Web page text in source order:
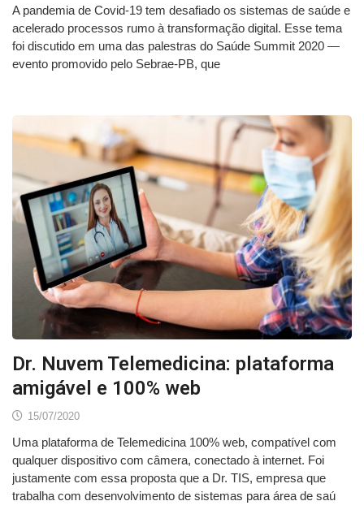
A pandemia de Covid-19 tem desafiado os sistemas de saúde e
acelerado processos rumo à transformação digital. Esse tema
foi discutido em uma das palestras do Saúde Summit 2020 —
evento promovido pelo Sebrae-PB, que
Dr. Nuvem Telemedicina: plataforma
amigável e 100% web
15/07/2020
Uma plataforma de Telemedicina 100% web, compatível com
qualquer dispositivo com câmera, conectado à internet. Foi
justamente com essa proposta que a Dr. TIS, empresa que
trabalha com desenvolvimento de sistemas para área de saú